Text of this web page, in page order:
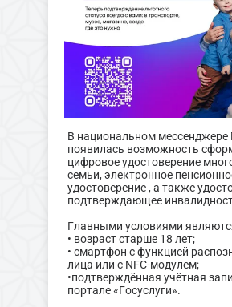
В национальном
появилась возможность
цифровое удостоверение
семьи, электронное
удостоверение , а также
подтверждающее
Главными условиями
• возраст старше 18 лет;
• смартфон с функцией
лица или с NFC-модулем;
•подтверждённая учётная
портале «Госуслуги».